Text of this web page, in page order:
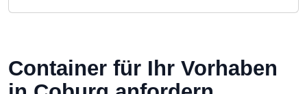
Container für Ihr Vorhaben